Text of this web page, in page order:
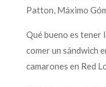
Patton, Máximo
Qué bueno es tener
comer un sándwich
camarones en Red